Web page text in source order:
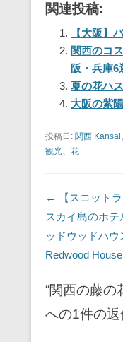
c
e
b
o
o
k
tt
er
関連投稿:
【大阪】
関西のコ
阪・兵庫6
夏の花ハ
大阪の紫
投稿日: 関西 Kansai
観光
花
投稿ナビゲーシ
←
【スコットラ
スカイ島のホテ
ッドウッドハウ
Redwood House
“関西の藤
への1件の返